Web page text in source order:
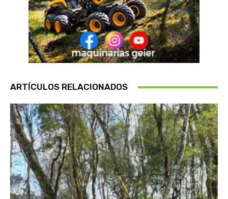
ARTÍCULOS RELACIONADOS